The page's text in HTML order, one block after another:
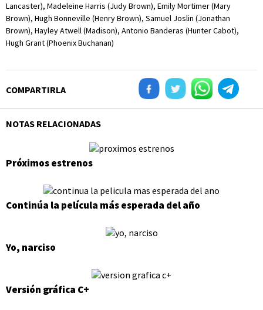
Lancaster), Madeleine Harris (Judy Brown), Emily Mortimer (Mary
Brown), Hugh Bonneville (Henry Brown), Samuel Joslin (Jonathan
Brown), Hayley Atwell (Madison), Antonio Banderas (Hunter Cabot),
Hugh Grant (Phoenix Buchanan)
COMPARTIRLA
NOTAS RELACIONADAS
Próximos estrenos
Continúa la película más esperada del año
Yo, narciso
Versión gráfica C+